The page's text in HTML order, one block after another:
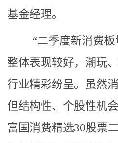
基金经理。
“二季度新消费板
整体表现较好，潮玩
行业精彩纷呈。虽然
但结构性、个股性机
富国消费精选30股票